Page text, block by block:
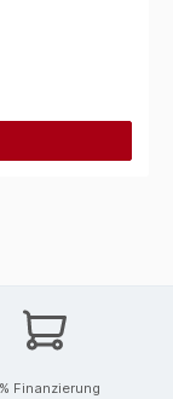
Finanzierung